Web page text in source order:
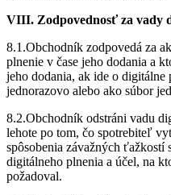
VIII. Zodpovednosť za vady
8.1.Obchodník zodpovedá za
plnenie v čase jeho dodania a
jeho dodania, ak ide o digitálne
jednorazovo alebo ako súbor
8.2.Obchodník odstráni vadu
lehote po tom, čo spotrebiteľ
spôsobenia závažných
digitálneho plnenia a účel, na
požadoval.